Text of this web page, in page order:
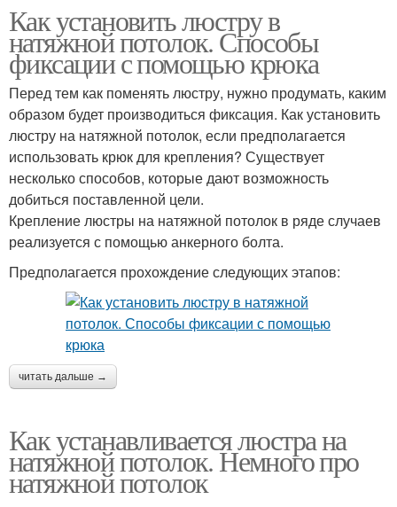
Как установить люстру в
натяжной потолок. Способы
фиксации с помощью крюка
Перед тем как поменять люстру, нужно продумать, каким
образом будет производиться фиксация. Как установить
люстру на натяжной потолок, если предполагается
использовать крюк для крепления? Существует
несколько способов, которые дают возможность
добиться поставленной цели.
Крепление люстры на натяжной потолок в ряде случаев
реализуется с помощью анкерного болта.
Предполагается прохождение следующих этапов:
читать дальше →
Как устанавливается люстра на
натяжной потолок. Немного про
натяжной потолок